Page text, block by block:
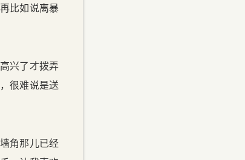
比如说离暴
兴了才拨弄
很难说是送
角那儿已经